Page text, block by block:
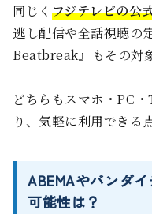
同じく フジテレビの公
逃し配信や全話視聴
Beatbreak』もその対
どちらもスマホ・PC
り、気軽に利用できる
ABEMAやバンダ
可能性は？